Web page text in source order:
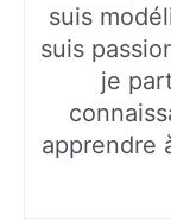
suis
suis
je
apprendre